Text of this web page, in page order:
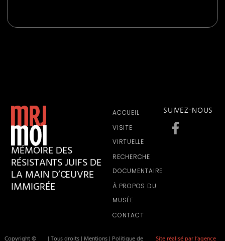
MÉMOIRE DES
RÉSISTANTS JUIFS DE
LA MAIN D’ŒUVRE
IMMIGRÉE
ACCUEIL
VISITE
VIRTUELLE
RECHERCHE
DOCUMENTAIRE
À PROPOS DU
MUSÉE
CONTACT
SUIVEZ-NOUS